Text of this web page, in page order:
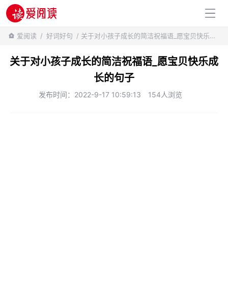
百科知识
爱阅读 / 好词好句 / 关于对小孩子成长的简洁祝福语_愿宝贝快乐成长的句子
关于对小孩子成长的简洁祝福语_愿宝贝快乐成
长的句子
发布时间：2022-9-17 10:59:13 154人浏览